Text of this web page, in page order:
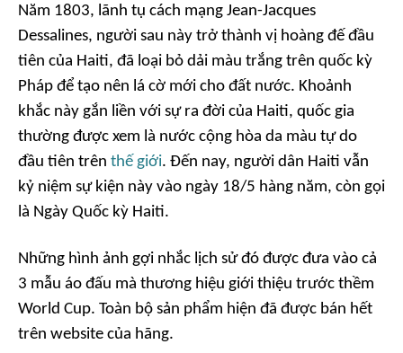
Năm 1803, lãnh tụ cách mạng Jean-Jacques
Dessalines, người sau này trở thành vị hoàng đế đầu
tiên của Haiti, đã loại bỏ dải màu trắng trên quốc kỳ
Pháp để tạo nên lá cờ mới cho đất nước. Khoảnh
khắc này gắn liền với sự ra đời của Haiti, quốc gia
thường được xem là nước cộng hòa da màu tự do
đầu tiên trên thế giới. Đến nay, người dân Haiti vẫn
kỷ niệm sự kiện này vào ngày 18/5 hàng năm, còn gọi
là Ngày Quốc kỳ Haiti.
Những hình ảnh gợi nhắc lịch sử đó được đưa vào cả
3 mẫu áo đấu mà thương hiệu giới thiệu trước thềm
World Cup. Toàn bộ sản phẩm hiện đã được bán hết
trên website của hãng.